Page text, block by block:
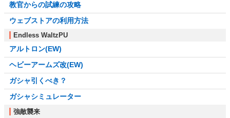
教官からの試練の攻略
ウェブストアの利用方法
Endless WaltzPU
アルトロン(EW)
ヘビーアームズ改(EW)
ガシャ引くべき？
ガシャシミュレーター
強敵襲来